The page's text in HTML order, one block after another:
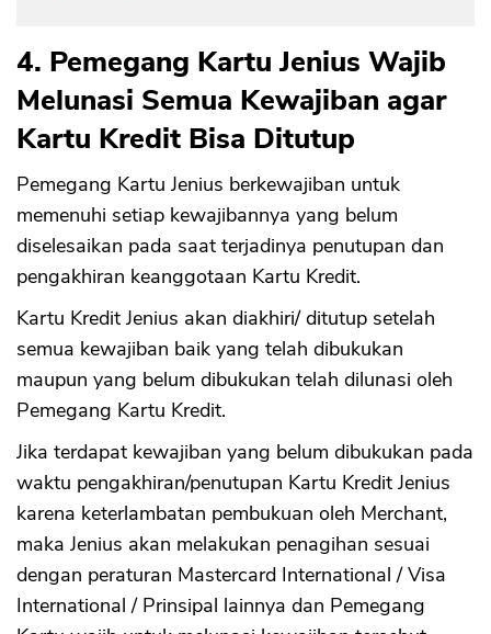
4. Pemegang Kartu Jenius Wajib
Melunasi Semua Kewajiban agar
Kartu Kredit Bisa Ditutup
Pemegang Kartu Jenius berkewajiban untuk
memenuhi setiap kewajibannya yang belum
diselesaikan pada saat terjadinya penutupan dan
pengakhiran keanggotaan Kartu Kredit.
Kartu Kredit Jenius akan diakhiri/ ditutup setelah
semua kewajiban baik yang telah dibukukan
maupun yang belum dibukukan telah dilunasi oleh
Pemegang Kartu Kredit.
Jika terdapat kewajiban yang belum dibukukan pada
waktu pengakhiran/penutupan Kartu Kredit Jenius
karena keterlambatan pembukuan oleh Merchant,
maka Jenius akan melakukan penagihan sesuai
dengan peraturan Mastercard International / Visa
International / Prinsipal lainnya dan Pemegang